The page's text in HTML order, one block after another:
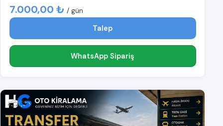
7.000,00 ₺ / gün
Talep
WhatsApp Sipariş